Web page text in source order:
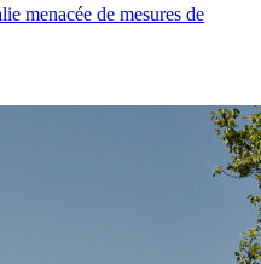
menacée de mesures de